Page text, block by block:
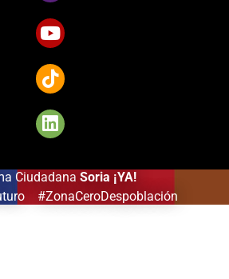
Ciudadana Soria ¡YA!
#ZonaCeroDespoblación